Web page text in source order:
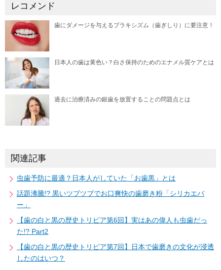
レコメンド
歯にダメージを与えるブラキシズム（歯ぎしり）に要注意！
日本人の歯は黄色い？白さ保持のためのエナメル質ケアとは
過去に治療済みの銀歯を放置することの問題点とは
関連記事
虫歯予防に最適？日本人がしていた「お歯黒」とは
話題沸騰!? 黒いツブツブでお口爽快の歯磨き粉「シリカエバ
ー」
【歯の白と黒の歴史トリビア第6回】実はあの偉人も虫歯だっ
た!? Part2
【歯の白と黒の歴史トリビア第7回】日本で歯磨きの文化が浸透
したのはいつ？